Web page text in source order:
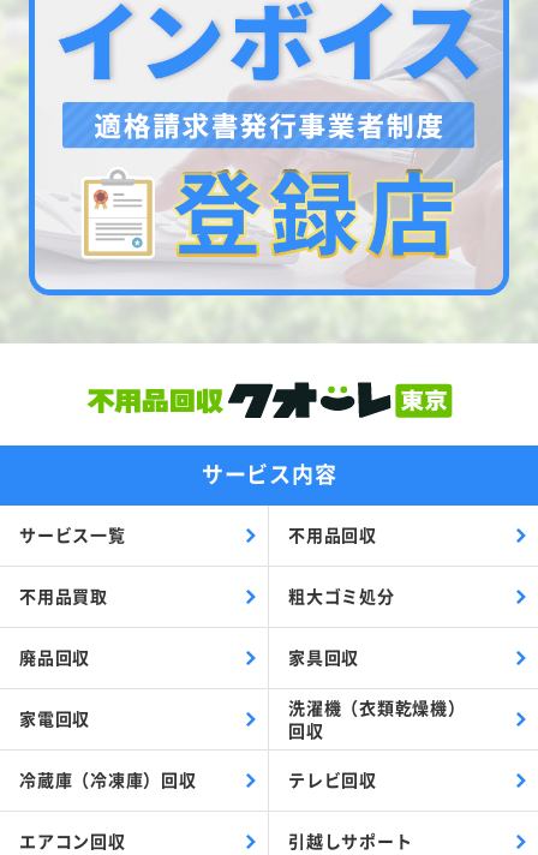
サービス内容
サービス一覧 不用品回収
不用品買取 粗大ゴミ処分
廃品回収 家具回収
家電回収
洗濯機（衣類乾燥機）
回収
冷蔵庫（冷凍庫）回収 テレビ回収
エアコン回収 引越しサポート